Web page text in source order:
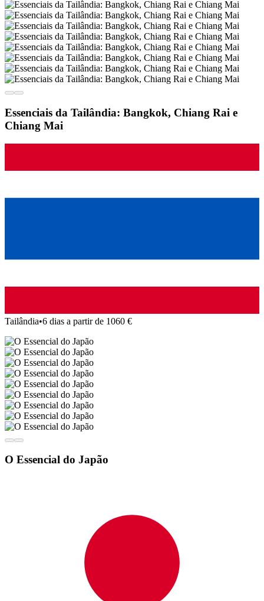
Essenciais da Tailândia: Bangkok, Chiang Rai e
Chiang Mai
Tailândia•6 dias a partir de 1060 €
O Essencial do Japão